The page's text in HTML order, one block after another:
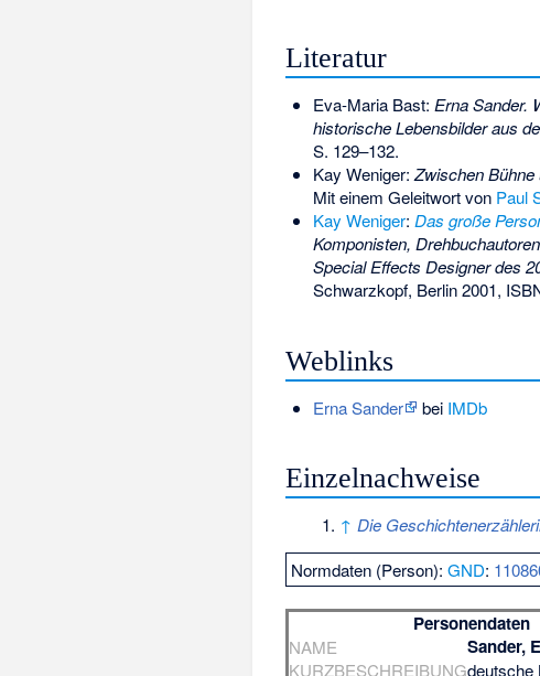
Literatur
Eva-Maria Bast: Erna Sander.
historische Lebensbilder aus
S. 129–132.
Kay Weniger: Zwischen Bühne
Mit einem Geleitwort von Paul
Kay Weniger: Das große
Komponisten,
Special Effects Designer des
Schwarzkopf, Berlin 2001,
Weblinks
Erna Sander bei IMDb
Einzelnachweise
↑ Die
Normdaten (Person):GND:
Personendaten
NAME Sander,
KURZBESCHREIBUNGdeutsche